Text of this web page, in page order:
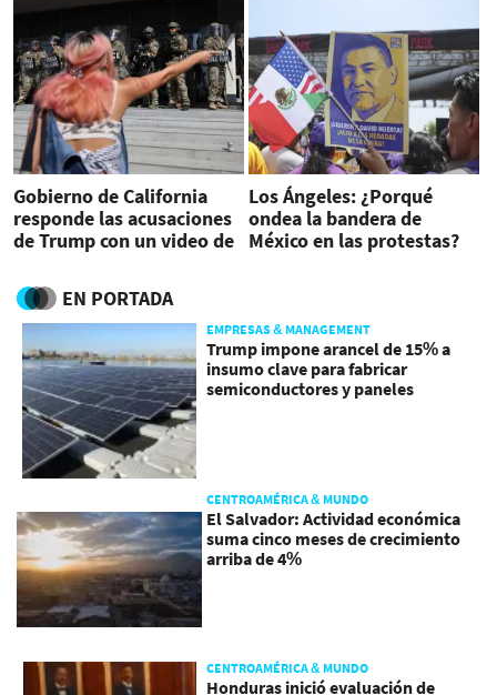
Gobierno de California
responde las acusaciones
de Trump con un video de
Los Ángeles: ¿Porqué
ondea la bandera de
México en las protestas?
EN PORTADA
EMPRESAS & MANAGEMENT
Trump impone arancel de 15% a
insumo clave para fabricar
semiconductores y paneles
CENTROAMÉRICA & MUNDO
El Salvador: Actividad económica
suma cinco meses de crecimiento
arriba de 4%
CENTROAMÉRICA & MUNDO
Honduras inició evaluación de